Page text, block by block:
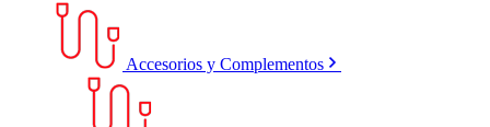
Accesorios y Complementos